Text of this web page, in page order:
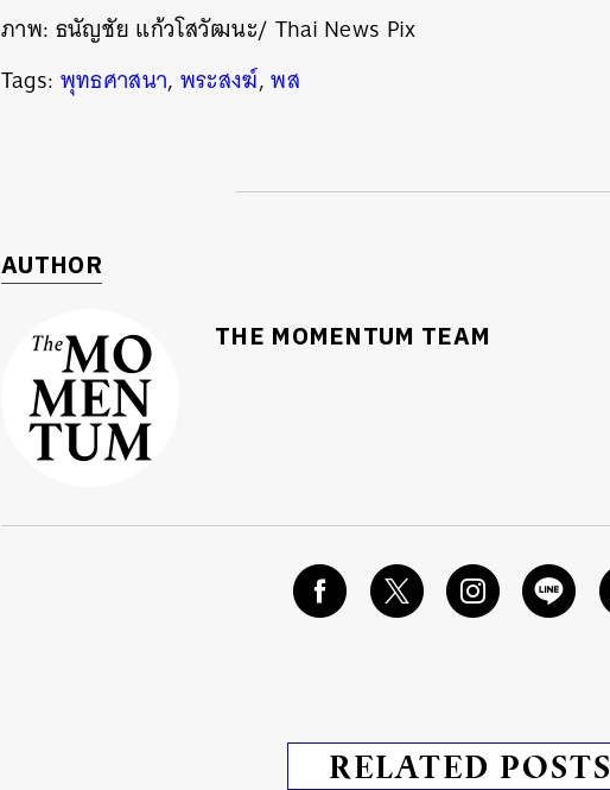
ภาพ: ธนัญชัย แก้วโสวัฒนะ/ Thai News Pix
Tags: พุทธศาสนา, พระสงฆ์,พส
AUTHOR
THE MOMENTUM TEAM
RELATED POSTS